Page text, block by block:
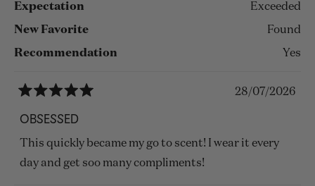
Expectation Exceeded
New Favorite Found
Recommendation Yes
5
sur
5
étoiles
28/07/2026
OBSESSED
This quickly became my go to scent! I wear it every
day and get soo many compliments!